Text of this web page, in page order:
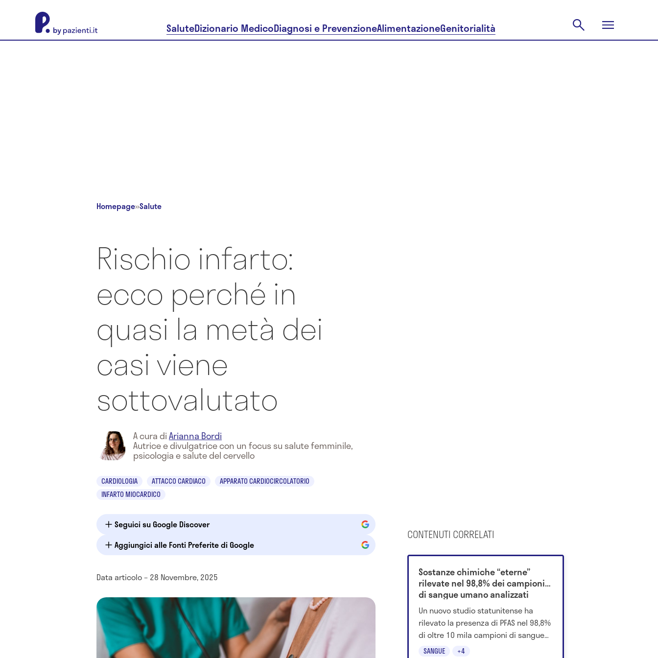
SaluteDizionario MedicoDiagnosi e PrevenzioneAlimentazioneGenitorialità
Homepage»Salute
Rischio infarto:
ecco perché in
quasi la metà dei
casi viene
sottovalutato
A cura diArianna Bordi
Autrice e divulgatrice con un focus su salute femminile,
psicologia e salute del cervello
CARDIOLOGIA ATTACCO CARDIACO
APPARATO CARDIOCIRCOLATORIO
INFARTO MIOCARDICO
Seguici su Google Discover
Aggiungici alle Fonti Preferite di Google
Data articolo – 28 Novembre, 2025
CONTENUTI CORRELATI
SANGUE +4
Sostanze chimiche “eterne”
rilevate nel 98,8% dei campioni
di sangue umano analizzati
Un nuovo studio statunitense ha
rilevato la presenza di PFAS nel 98,8%
di oltre 10 mila campioni di sangue
esaminati. I dettagli della ricerca.